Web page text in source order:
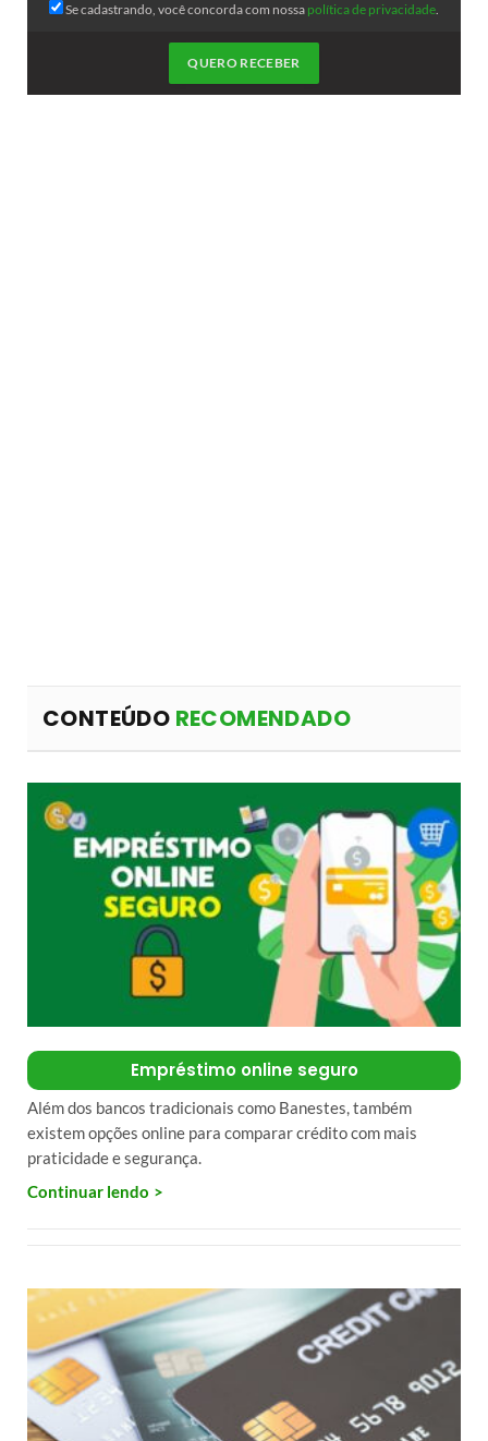
Se cadastrando, você concorda com nossa política de privacidade.
QUERO RECEBER
CONTEÚDO RECOMENDADO
Empréstimo online seguro
Além dos bancos tradicionais como Banestes, também
existem opções online para comparar crédito com mais
praticidade e segurança.
Continuar lendo